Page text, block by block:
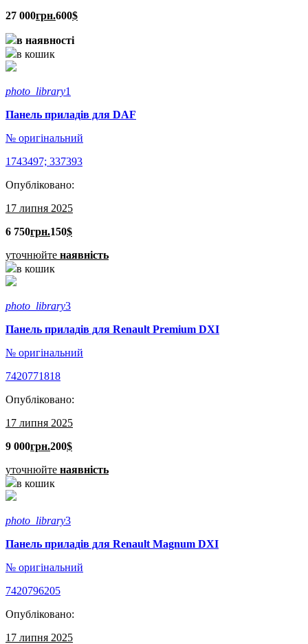
27 000грн.600$
в наявності
в кошик
photo_library1
Панель приладів для DAF
№ оригінальний
1743497; 337393
Опубліковано:
17 липня 2025
6 750грн.150$
уточнюйте наявність
в кошик
photo_library3
Панель приладів для Renault Premium DXI
№ оригінальний
7420771818
Опубліковано:
17 липня 2025
9 000грн.200$
уточнюйте наявність
в кошик
photo_library3
Панель приладів для Renault Magnum DXI
№ оригінальний
7420796205
Опубліковано:
17 липня 2025